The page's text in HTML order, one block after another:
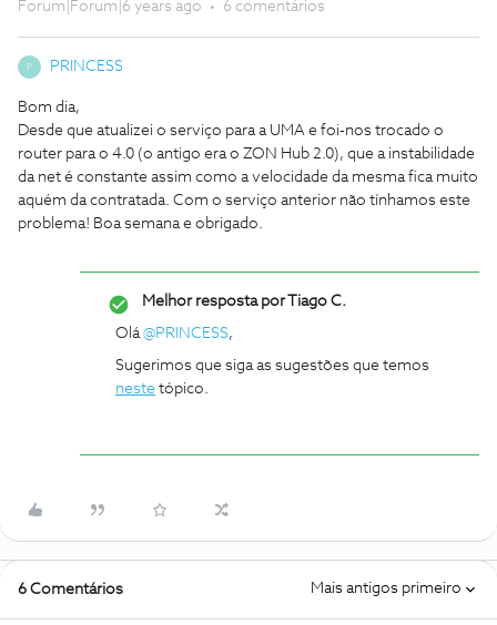
Forum|Forum|6 years ago 6 comentários
P PRINCESS
Bom dia,
Desde que atualizei o serviço para a UMA e foi-nos trocado o
router para o 4.0 (o antigo era o ZON Hub 2.0), que a instabilidade
da net é constante assim como a velocidade da mesma fica muito
aquém da contratada. Com o serviço anterior não tínhamos este
problema! Boa semana e obrigado.
Melhor resposta porTiago C.
Olá@PRINCESS,
Sugerimos que siga as sugestões que temos
neste tópico.
6 Comentários Mais antigos primeiro